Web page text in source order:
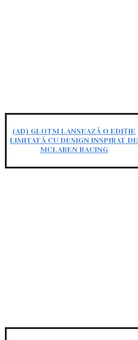
(AD) GLOTM LANSEAZĂ O EDIȚIE
LIMITATĂ CU DESIGN INSPIRAT DE
MCLAREN RACING